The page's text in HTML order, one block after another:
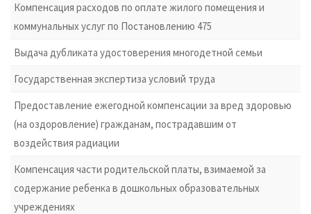
Компенсация расходов по оплате жилого помещения и
коммунальных услуг по Постановлению 475
Выдача дубликата удостоверения многодетной семьи
Государственная экспертиза условий труда
Предоставление ежегодной компенсации за вред здоровью
(на оздоровление) гражданам, пострадавшим от
воздействия радиации
Компенсация части родительской платы, взимаемой за
содержание ребенка в дошкольных образовательных
учреждениях